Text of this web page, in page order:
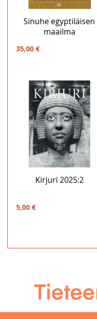
Sinuhe egyptiläisen
maailma
35,00 €
Kirjuri 2025:2
5,00 €